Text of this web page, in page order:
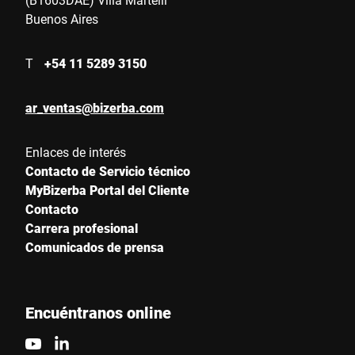
Buenos Aires
T +54 11 5289 3150
ar_ventas@bizerba.com
Enlaces de interés
Contacto de Servicio técnico
MyBizerba Portal del Cliente
Contacto
Carrera profesional
Comunicados de prensa
Encuéntranos online